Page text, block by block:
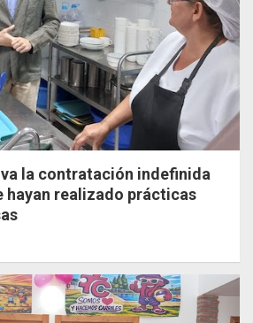
la contratación indefinida
hayan realizado prácticas